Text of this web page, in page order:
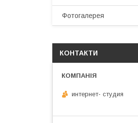
Фотогалерея
КОНТАКТИ
интернет- студия